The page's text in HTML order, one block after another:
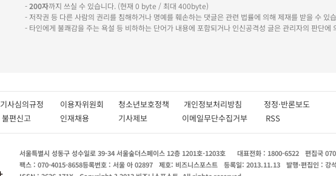
-200자까지 쓰실 수 있습니다. (현재 0 byte / 최대 400byte)
- 저작권 등 다른 사람의 권리를 침해하거나 명예를 훼손하는 댓글은 관련 법률에 의해 제재를 받을 수 있
- 타인에게 불쾌감을 주는 욕설 등 비하하는 단어가 내용에 포함되거나 인신공격성 글은 관리자의 판단에
기사심의규정 이용자위원회 청소년보호정책 개인정보처리방침 정정·반론보도
불편신고 인재채용 기사제보 이메일무단수집거부 RSS
서울특별시 성동구 성수일로 39-34 서울숲더스페이스 12층 1201호-1203호 대표전화 : 1800-6522 편집국
팩스 : 070-4015-8658등록번호 : 서울 아 02897 제호: 비즈니스포스트 등록일: 2013.11.13 발행·편집인 : 강